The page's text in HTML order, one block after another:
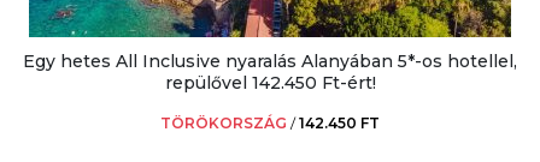
Egy hetes All Inclusive nyaralás Alanyában 5*-os hotellel,
repülővel 142.450 Ft-ért!
TÖRÖKORSZÁG /142.450 FT